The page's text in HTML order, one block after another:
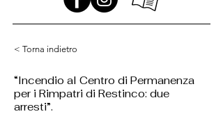
< Torna indietro
“Incendio al Centro di Permanenza
per i Rimpatri di Restinco: due
arresti”.